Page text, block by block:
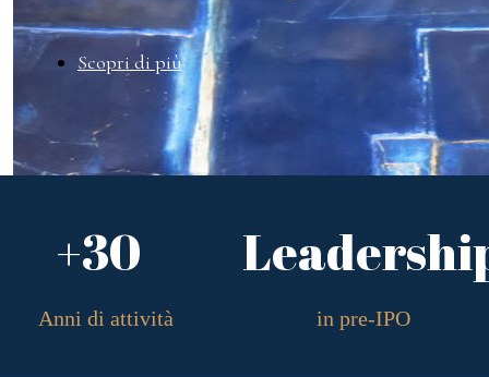
Scopri di più
+30
in pre-IPO
Anni di attività